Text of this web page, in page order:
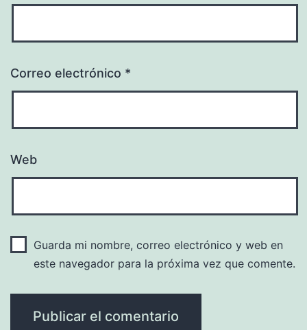
Correo electrónico *
Web
Guarda mi nombre, correo electrónico y web en
este navegador para la próxima vez que comente.